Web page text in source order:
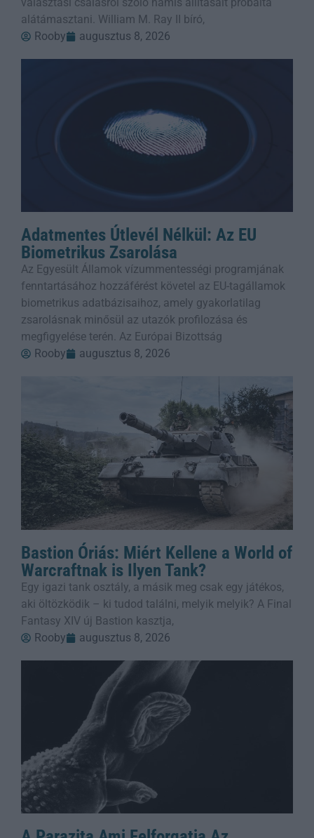
alátámasztani. William M. Ray II bíró,
Rooby
augusztus 8, 2026
Adatmentes Útlevél Nélkül: Az EU
Biometrikus Zsarolása
Az Egyesült Államok vízummentességi programjának
fenntartásához hozzáférést követel az EU-tagállamok
biometrikus adatbázisaihoz, amely gyakorlatilag
zsarolásnak minősül az utazók profilozása és
megfigyelése terén. Az Európai Bizottság
Rooby
augusztus 8, 2026
Bastion Óriás: Miért Kellene a World of
Warcraftnak is Ilyen Tank?
Egy igazi tank osztály, a másik meg csak egy játékos,
aki öltözködik – ki tudod találni, melyik melyik? A Final
Fantasy XIV új Bastion kasztja,
Rooby
augusztus 8, 2026